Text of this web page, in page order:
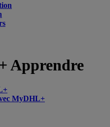
Apprendre
MyDHL+